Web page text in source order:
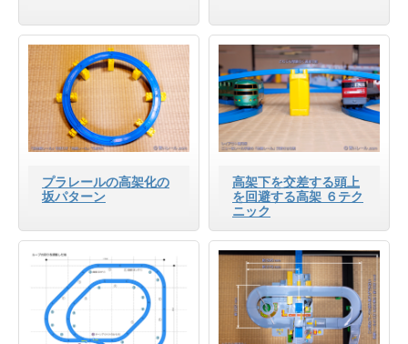
プラレールの高架化の
坂パターン
高架下を交差する頭上
を回避する高架 ６テク
ニック